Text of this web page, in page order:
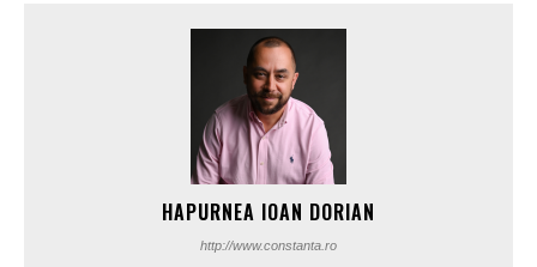
HAPURNEA IOAN DORIAN
http://www.constanta.ro